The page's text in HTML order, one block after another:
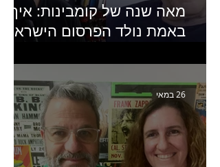
מאה שנה של קומבינות: איך
באמת נולד הפרסום
מחבר הספר "מסע פרסום:
פרקים בחיי הפרסום
26 במאי